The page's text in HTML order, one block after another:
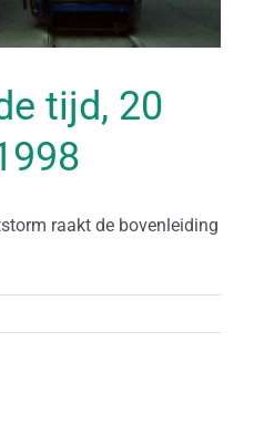
tijd, 20
raakt de bovenleiding